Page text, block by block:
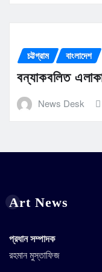
চট্টগ্রাম বাংলাদেশ
বন্যাকবলিত
News Desk
Art News
প্রধান সম্পাদক
রহমান মুস্তাফিজ